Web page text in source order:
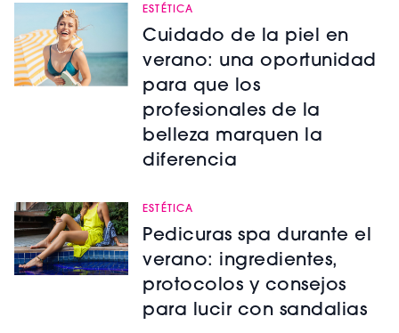
ESTÉTICA
Cuidado de la piel en
verano: una oportunidad
para que los
profesionales de la
belleza marquen la
diferencia
ESTÉTICA
Pedicuras spa durante el
verano: ingredientes,
protocolos y consejos
para lucir con sandalias